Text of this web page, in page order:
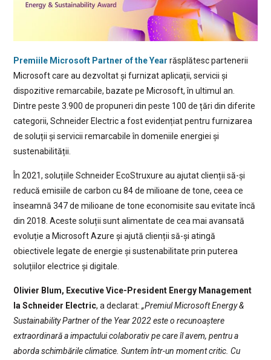
Premiile Microsoft Partner of the Year răsplătesc partenerii
Microsoft care au dezvoltat și furnizat aplicații, servicii și
dispozitive remarcabile, bazate pe Microsoft, în ultimul an.
Dintre peste 3.900 de propuneri din peste 100 de țări din diferite
categorii, Schneider Electric a fost evidențiat pentru furnizarea
de soluții și servicii remarcabile în domeniile energiei și
sustenabilității.
În 2021, soluțiile Schneider EcoStruxure au ajutat clienții să-și
reducă emisiile de carbon cu 84 de milioane de tone, ceea ce
înseamnă 347 de milioane de tone economisite sau evitate încă
din 2018. Aceste soluții sunt alimentate de cea mai avansată
evoluție a Microsoft Azure și ajută clienții să-și atingă
obiectivele legate de energie și sustenabilitate prin puterea
soluțiilor electrice și digitale.
Olivier Blum, Executive Vice-President Energy Management
la Schneider Electric, a declarat: „Premiul Microsoft Energy &
Sustainability Partner of the Year 2022 este o recunoaștere
extraordinară a impactului colaborativ pe care îl avem, pentru a
aborda schimbările climatice. Suntem într-un moment critic. Cu